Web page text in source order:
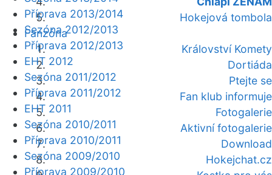
Hokejová tombola
Fanzóna
Království Komety
Dortiáda
Ptejte se
Fan klub informuje
Fotogalerie
Aktivní fotogalerie
Download
Hokejchat.cz
Příprava 2013/2014
Sezóna 2012/2013
Příprava 2012/2013
EHT 2012
Sezóna 2011/2012
Příprava 2011/2012
EHT 2011
Sezóna 2010/2011
Příprava 2010/2011
Sezóna 2009/2010
Příprava 2009/2010